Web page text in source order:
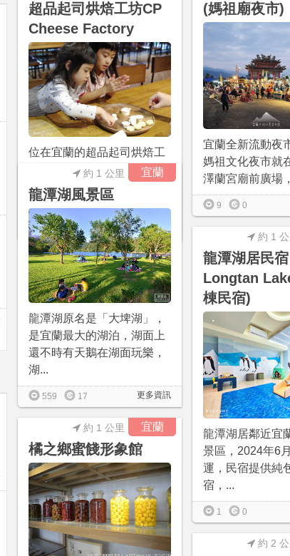
(媽祖廟夜市)
宜蘭全新流動夜
媽祖文化夜市就
澤蘭宮廟前廣場
9 0
超品起司烘焙工坊CP
Cheese Factory
位在宜蘭的超品起司烘焙工
坊，是一間專業的烘焙工
廠，2016年在此設立工廠
與...
更多資訊
126 0
宜蘭
龍潭湖風景區
約 1 公里
龍潭湖原名是「大埤湖」，
是宜蘭最大的湖泊，湖面上
還不時有天鵝在湖面玩樂，
湖...
更多資訊
559 17
龍潭湖居民宿
Longtan
棟民宿)
約 1 公
龍潭湖居鄰近宜
景區，2024年6
運，民宿提供純
宿，...
1 0
宜蘭
橘之鄉蜜餞形象館
約 1 公里
約 2 公